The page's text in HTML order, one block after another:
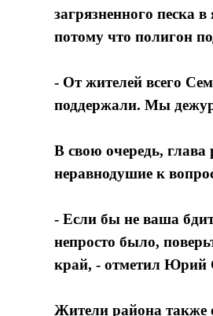
загрязненного песка
потому что полигон
- От жителей всего
поддержали. Мы
В свою очередь, глава
неравнодушие к
- Если бы не ваша
непросто было,
край, - отметил Юрий
Жители района также